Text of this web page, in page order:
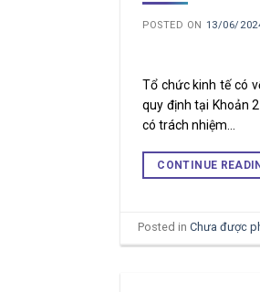
POSTED ON 13/06/
Tổ chức kinh tế có
quy định tại Khoản
có trách nhiệm…
CONTINUE
Posted inChưa được